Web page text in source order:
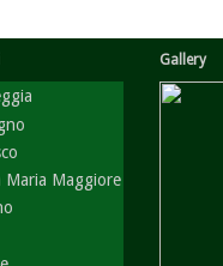
Gallery